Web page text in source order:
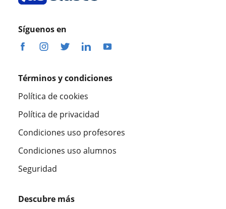
Síguenos en
Términos y condiciones
Política de cookies
Política de privacidad
Condiciones uso profesores
Condiciones uso alumnos
Seguridad
Descubre más